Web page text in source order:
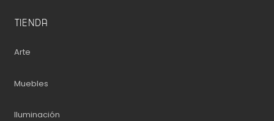
TIENDA
Arte
Muebles
Iluminación